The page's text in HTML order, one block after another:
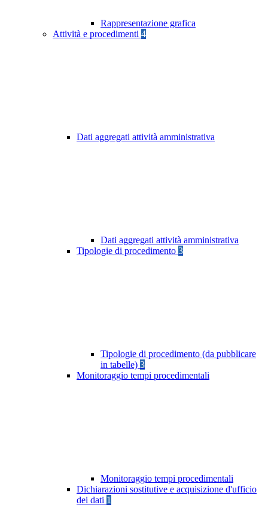
Rappresentazione grafica
Attività e procedimenti 4
Dati aggregati attività amministrativa
Dati aggregati attività amministrativa
Tipologie di procedimento 3
Tipologie di procedimento (da pubblicare
in tabelle) 3
Monitoraggio tempi procedimentali
Monitoraggio tempi procedimentali
Dichiarazioni sostitutive e acquisizione d'ufficio
dei dati 1